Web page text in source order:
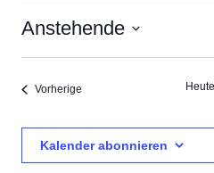
Anstehende
Datum
Vorherige Heute
Kalender abonnieren